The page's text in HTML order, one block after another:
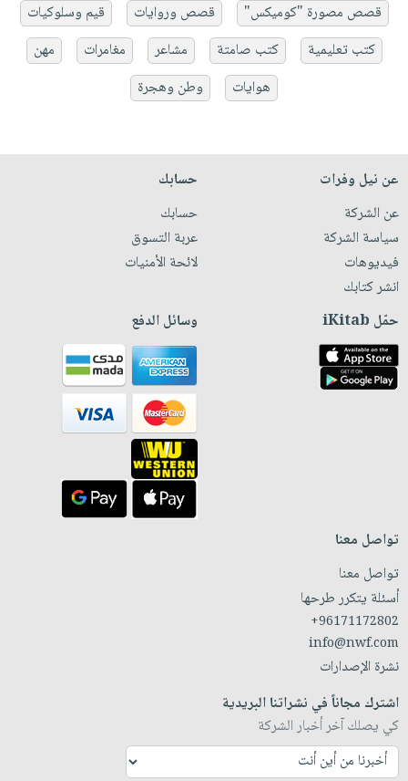
قصص مصورة "كوميكس"
قصص وروايات
قيم وسلوكيات
كتب تعليمية
كتب صامتة مشاعر مغامرات
مهن
هوايات
وطن وهجرة
عن نيل وفرات
عن الشركة
سياسة الشركة
فيديوهات
انشر كتابك
حسابك
حسابك
عربة التسوق
لائحة الأمنيات
حمّل iKitab وسائل الدفع
تواصل معنا
تواصل معنا
أسئلة يتكرر طرحها
+96171172802
info@nwf.com
نشرة الإصدارات
اشترك مجاناً في نشراتنا البريدية
كي يصلك آخر أخبار الشركة